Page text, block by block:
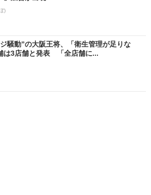
)
騒動”の大阪王将、「衛生管理が足りな
は3店舗と発表 「全店舗に...